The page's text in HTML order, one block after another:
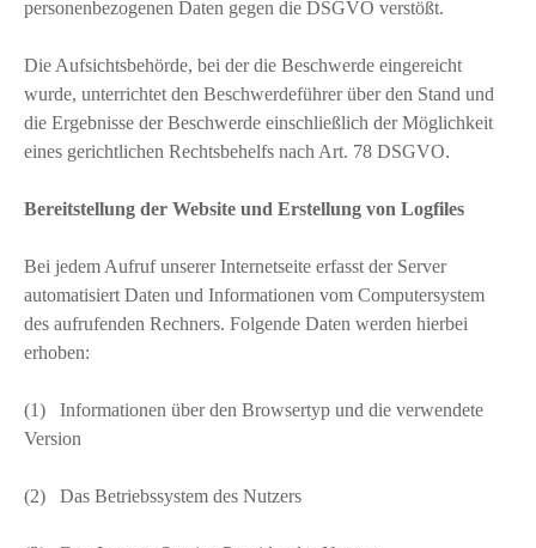
personenbezogenen Daten gegen die DSGVO verstößt.
Die Aufsichtsbehörde, bei der die Beschwerde eingereicht
wurde, unterrichtet den Beschwerdeführer über den Stand und
die Ergebnisse der Beschwerde einschließlich der Möglichkeit
eines gerichtlichen Rechtsbehelfs nach Art. 78 DSGVO.
Bereitstellung der Website und Erstellung von Logfiles
Bei jedem Aufruf unserer Internetseite erfasst der Server
automatisiert Daten und Informationen vom Computersystem
des aufrufenden Rechners. Folgende Daten werden hierbei
erhoben:
(1) Informationen über den Browsertyp und die verwendete
Version
(2) Das Betriebssystem des Nutzers